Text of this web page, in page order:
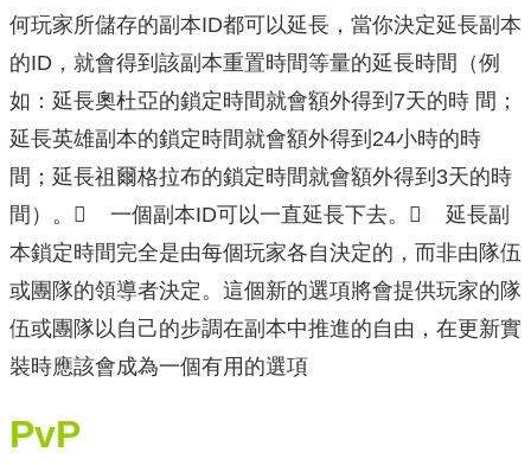
何玩家所儲存的副本ID都可以延長，當你決定延長副本
的ID，就會得到該副本重置時間等量的延長時間（例
如：延長奧杜亞的鎖定時間就會額外得到7天的時 間；
延長英雄副本的鎖定時間就會額外得到24小時的時
間；延長祖爾格拉布的鎖定時間就會額外得到3天的時
間）。 一個副本ID可以一直延長下去。 延長副
本鎖定時間完全是由每個玩家各自決定的，而非由隊伍
或團隊的領導者決定。這個新的選項將會提供玩家的隊
伍或團隊以自己的步調在副本中推進的自由，在更新實
裝時應該會成為一個有用的選項
PvP